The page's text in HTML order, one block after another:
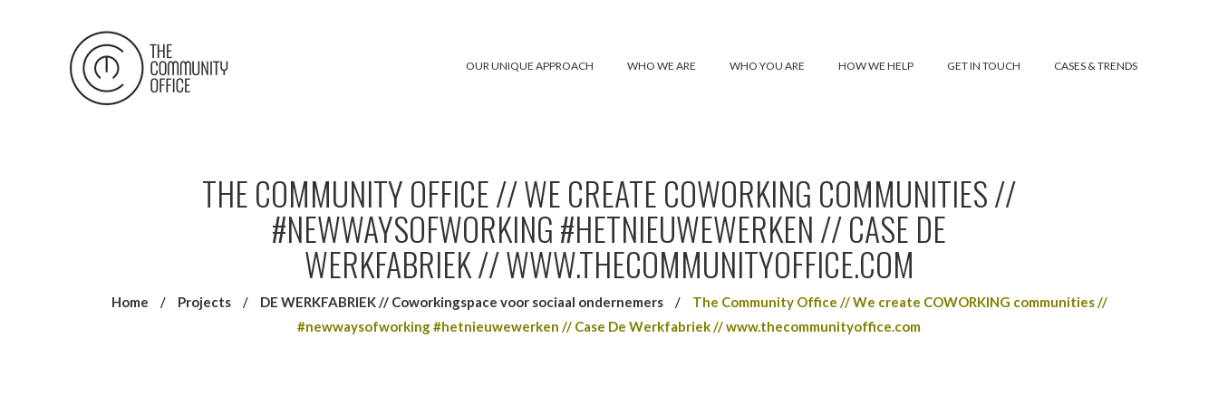
OUR UNIQUE APPROACH WHO WE ARE WHO YOU ARE HOW WE HELP GET IN TOUCH CASES & TRENDS
THE COMMUNITY OFFICE // WE CREATE COWORKING COMMUNITIES //
#NEWWAYSOFWORKING #HETNIEUWEWERKEN // CASE DE
WERKFABRIEK // WWW.THECOMMUNITYOFFICE.COM
Home / Projects / DE WERKFABRIEK // Coworkingspace voor sociaal ondernemers /
The Community Office // We create COWORKING communities //
#newwaysofworking #hetnieuwewerken // Case De Werkfabriek // www.thecommunityoffice.com